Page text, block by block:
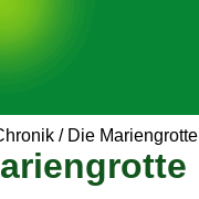
/ Die Mariengrotte